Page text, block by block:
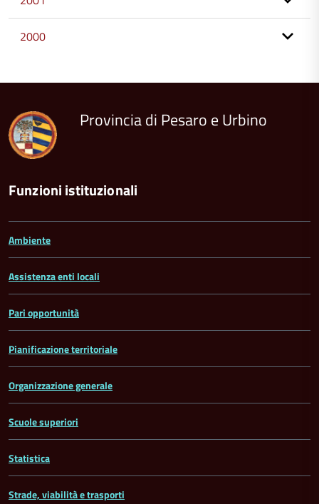
2000
del
Provincia di Pesaro e Urbino
Funzioni istituzionali
Ambiente
Assistenza enti locali
Pari opportunità
Pianificazione territoriale
Organizzazione generale
Scuole superiori
Statistica
Strade, viabilità e trasporti